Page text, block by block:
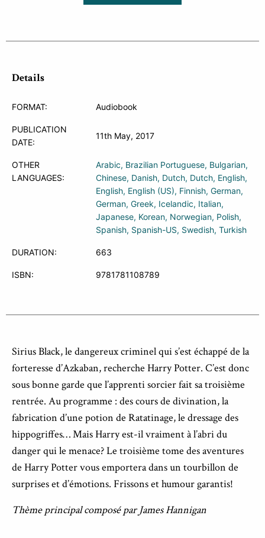
Details
FORMAT: Audiobook
PUBLICATION
DATE:
11th May, 2017
OTHER
LANGUAGES:
Arabic Brazilian Portuguese Bulgarian
Chinese Danish Dutch Dutch English
English English (US) Finnish German
German Greek Icelandic Italian
Japanese Korean Norwegian Polish
Spanish Spanish-US Swedish Turkish
DURATION: 663
ISBN: 9781781108789
Sirius Black, le dangereux criminel qui s’est échappé de la
forteresse d’Azkaban, recherche Harry Potter. C’est donc
sous bonne garde que l’apprenti sorcier fait sa troisième
rentrée. Au programme : des cours de divination, la
fabrication d’une potion de Ratatinage, le dressage des
hippogriffes… Mais Harry est-il vraiment à l’abri du
danger qui le menace? Le troisième tome des aventures
de Harry Potter vous emportera dans un tourbillon de
surprises et d’émotions. Frissons et humour garantis!
Thème principal composé par James Hannigan